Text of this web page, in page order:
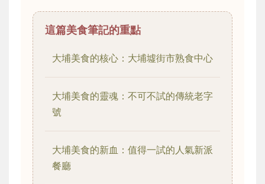
這篇美食筆記的重點
大埔美食的核心：大埔墟街市熟食中心
大埔美食的靈魂：不可不試的傳統老字
號
大埔美食的新血：值得一試的人氣新派
餐廳